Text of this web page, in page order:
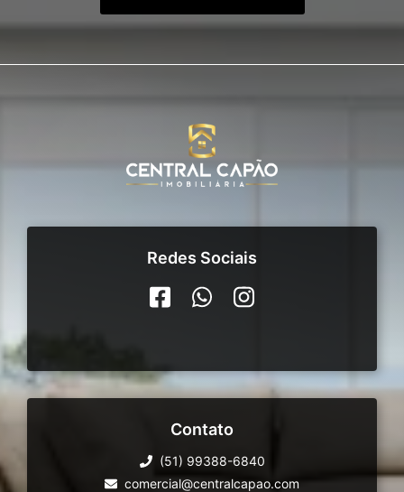
Redes Sociais
Contato
(51) 99388-6840
comercial@centralcapao.com